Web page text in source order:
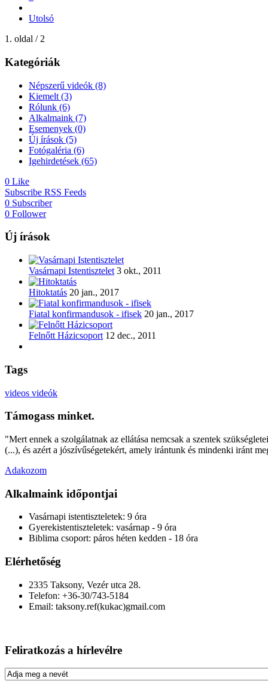
Utolsó
1. oldal / 2
Kategóriák
Népszerű videók (8)
Kiemelt (3)
Rólunk (6)
Alkalmaink (7)
Esemenyek (0)
Új írások (5)
Fotógaléria (6)
Igehirdetések (65)
0 Like
Subscribe RSS Feeds
0 Subscriber
0 Follower
Új írások
Vasárnapi Istentisztelet 3 okt., 2011
Hitoktatás 20 jan., 2017
Fiatal konfirmandusok - ifisek 20 jan., 2017
Felnőtt Házicsoport 12 dec., 2011
Tags
videos videók
Támogass minket.
"Mert ennek a szolgálatnak az ellátása nemcsak a szentek
(...), és azért a jószívűségetekért, amely irántunk és mindenki iránt
Adakozom
Alkalmaink időpontjai
Vasárnapi istentiszteletek: 9 óra
Gyerekistentiszteletek: vasárnap - 9 óra
Biblima csoport: páros héten kedden - 18 óra
Elérhetőség
2335 Taksony, Vezér utca 28.
Telefon: +36-30/743-5184
Email: taksony.ref(kukac)gmail.com
Feliratkozás a hírlevélre